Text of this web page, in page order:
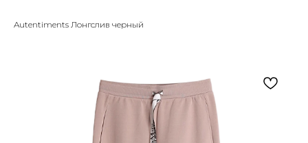
Autentiments Лонгслив черный